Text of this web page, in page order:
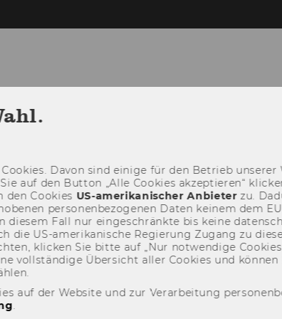
TEAM
Davon sind ei­ni­ge für den Be­trieb
auf den But­ton „Alle Coo­kies ak­zep­tie­ren“
den Coo­kies US-​amerikanischer An­bie­terzu.
per­so­nen­be­zo­ge­nen Daten kei­nem dem
die­sem Fall nur ein­ge­schränk­te bis keine
die US-​amerikanische Re­gie­rung Zu­gang zu
kli­cken Sie bitte auf „Nur not­wen­di­ge
voll­stän­di­ge Über­sicht aller Coo­kies und
auf der Website und zur Verarbeitung
.